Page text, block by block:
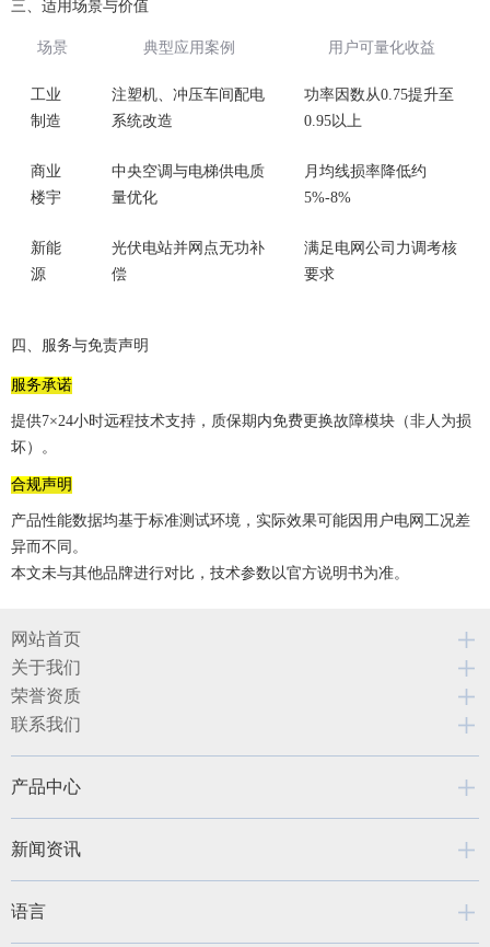
三、适用场景与价值
场景 典型应用案例 用户可量化收益
工业
制造
注塑机、冲压车间配电
系统改造
功率因数从0.75提升至
0.95以上
商业
楼宇
中央空调与电梯供电质
量优化
月均线损率降低约
5%-8%
新能
源
光伏电站并网点无功补
偿
满足电网公司力调考核
要求
四、服务与免责声明
服务承诺
提供7×24小时远程技术支持，质保期内免费更换故障模块（非人为损
坏）。
合规声明
产品性能数据均基于标准测试环境，实际效果可能因用户电网工况差
异而不同。
本文未与其他品牌进行对比，技术参数以官方说明书为准。
网站首页
关于我们
荣誉资质
联系我们
产品中心
新闻资讯
语言